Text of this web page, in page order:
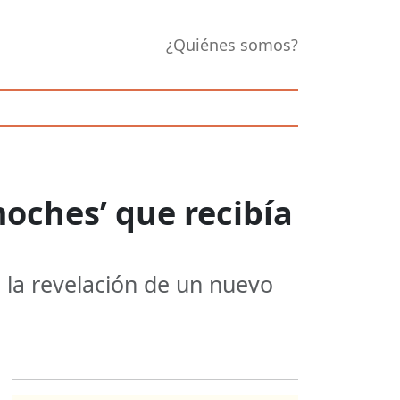
¿Quiénes somos?
que recibía
revelación de un nuevo